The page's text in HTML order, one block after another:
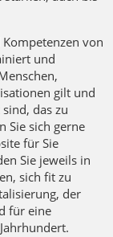
von
und
gilt und
das zu
Sie sich gerne
für Sie
Sie jeweils in
sich fit zu
der
für eine